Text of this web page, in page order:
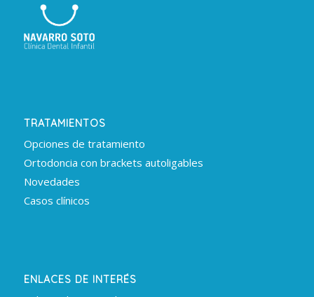
TRATAMIENTOS
Opciones de tratamiento
Ortodoncia con brackets autoligables
Novedades
Casos clínicos
ENLACES DE INTERÉS